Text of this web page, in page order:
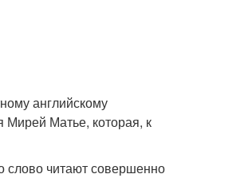
английскому
Мирей Матье, которая, к
слово читают совершенно